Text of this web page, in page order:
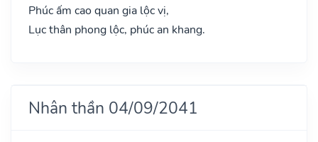
Phúc ấm cao quan gia lộc vị,
Lục thân phong lộc, phúc an khang.
Nhân thần 04/09/2041